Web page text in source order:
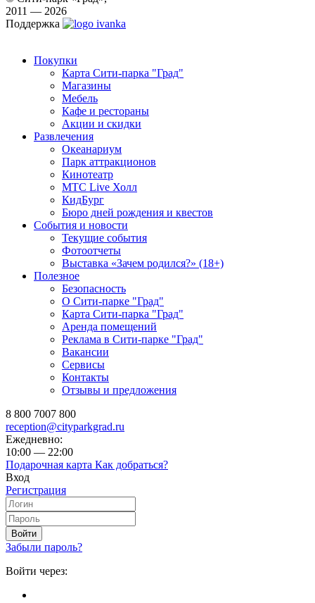
2011 — 2026
Поддержка
Покупки
Карта Сити-парка "Град"
Магазины
Мебель
Кафе и рестораны
Акции и скидки
Развлечения
Океанариум
Парк аттракционов
Кинотеатр
МТС Live Холл
КидБург
Бюро дней рождения и квестов
События и новости
Текущие события
Фотоотчеты
Выставка «Зачем родился?» (18+)
Полезное
Безопасность
О Сити-парке "Град"
Карта Сити-парка "Град"
Аренда помещений
Реклама в Сити-парке "Град"
Вакансии
Сервисы
Контакты
Отзывы и предложения
8 800 7007 800
reception@cityparkgrad.ru
Ежедневно:
10:00 — 22:00
Подарочная карта Как добраться?
Вход
Регистрация
Войти
Забыли пароль?
Войти через: